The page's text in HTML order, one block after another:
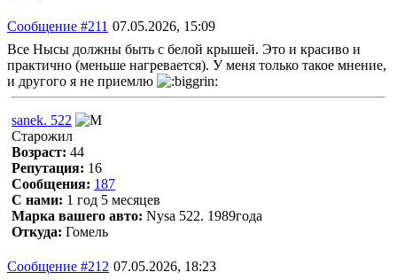
Сообщение #211 07.05.2026, 15:09
Все Нысы должны быть с белой крышей. Это и красиво и
практично (меньше нагревается). У меня только такое мнение,
и другого я не приемлю
sanek. 522
Старожил
Возраст: 44
Репутация: 16
Сообщения: 187
С нами: 1 год 5 месяцев
Марка вашего авто: Nysa 522. 1989года
Откуда: Гомель
Сообщение #212 07.05.2026, 18:23